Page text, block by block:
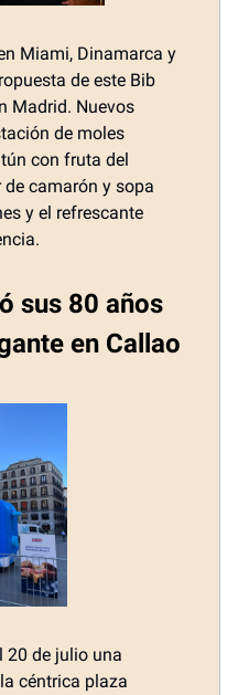
Miami, Dinamarca y
de este Bib
Madrid. Nuevos
de moles
con fruta del
camarón y sopa
y el refrescante
sus 80 años
en Callao
20 de julio una
céntrica plaza